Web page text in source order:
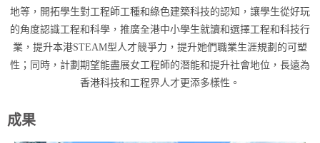
地等，開拓學生對工程師工種和綠色建築科技的認知，讓學生從好玩
的角度認識工程和科學，推廣全港中小學生就讀和選擇工程和科技行
業，提升本港STEAM型人才競爭力，提升她們職業生涯規劃的可塑
性；同時，計劃期望能盡展女工程師的潛能和提升社會地位，長遠為
香港科技和工程界人才更添多樣性。
成果